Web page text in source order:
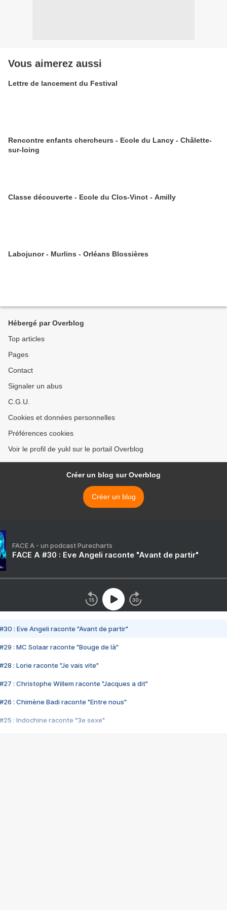
Vous aimerez aussi
Lettre de lancement du Festival
Rencontre enfants chercheurs - Ecole du Lancy - Châlette-
sur-loing
Classe découverte - Ecole du Clos-Vinot - Amilly
Labojunor - Murlins - Orléans Blossières
Hébergé par Overblog
Top articles
Pages
Contact
Signaler un abus
C.G.U.
Cookies et données personnelles
Préférences cookies
Voir le profil de yukl sur le portail Overblog
Créer un blog sur Overblog
Créer un blog
FACE A - un podcast Purecharts
FACE A #30 : Eve Angeli raconte "Avant de partir"
#30 : Eve Angeli raconte "Avant de partir"
#29 : MC Solaar raconte "Bouge de là"
#28 : Lorie raconte "Je vais vite"
#27 : Christophe Willem raconte "Jacques a dit"
#26 : Chimène Badi raconte "Entre nous"
#25 : Indochine raconte "3e sexe"